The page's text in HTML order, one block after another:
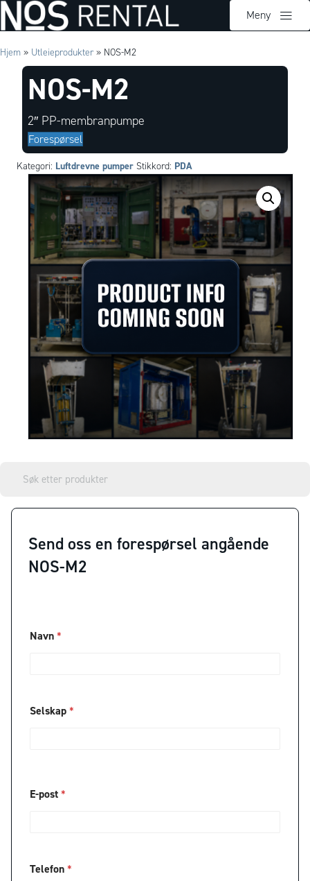
Meny
Hjem » Utleieprodukter » NOS-M2
NOS-M2
2″ PP-membranpumpe
Forespørsel
Kategori: Luftdrevne pumper Stikkord: PDA
Send oss en forespørsel angående
NOS-M2
T
o
n
Navn *
Selskap *
E-post *
Telefon *